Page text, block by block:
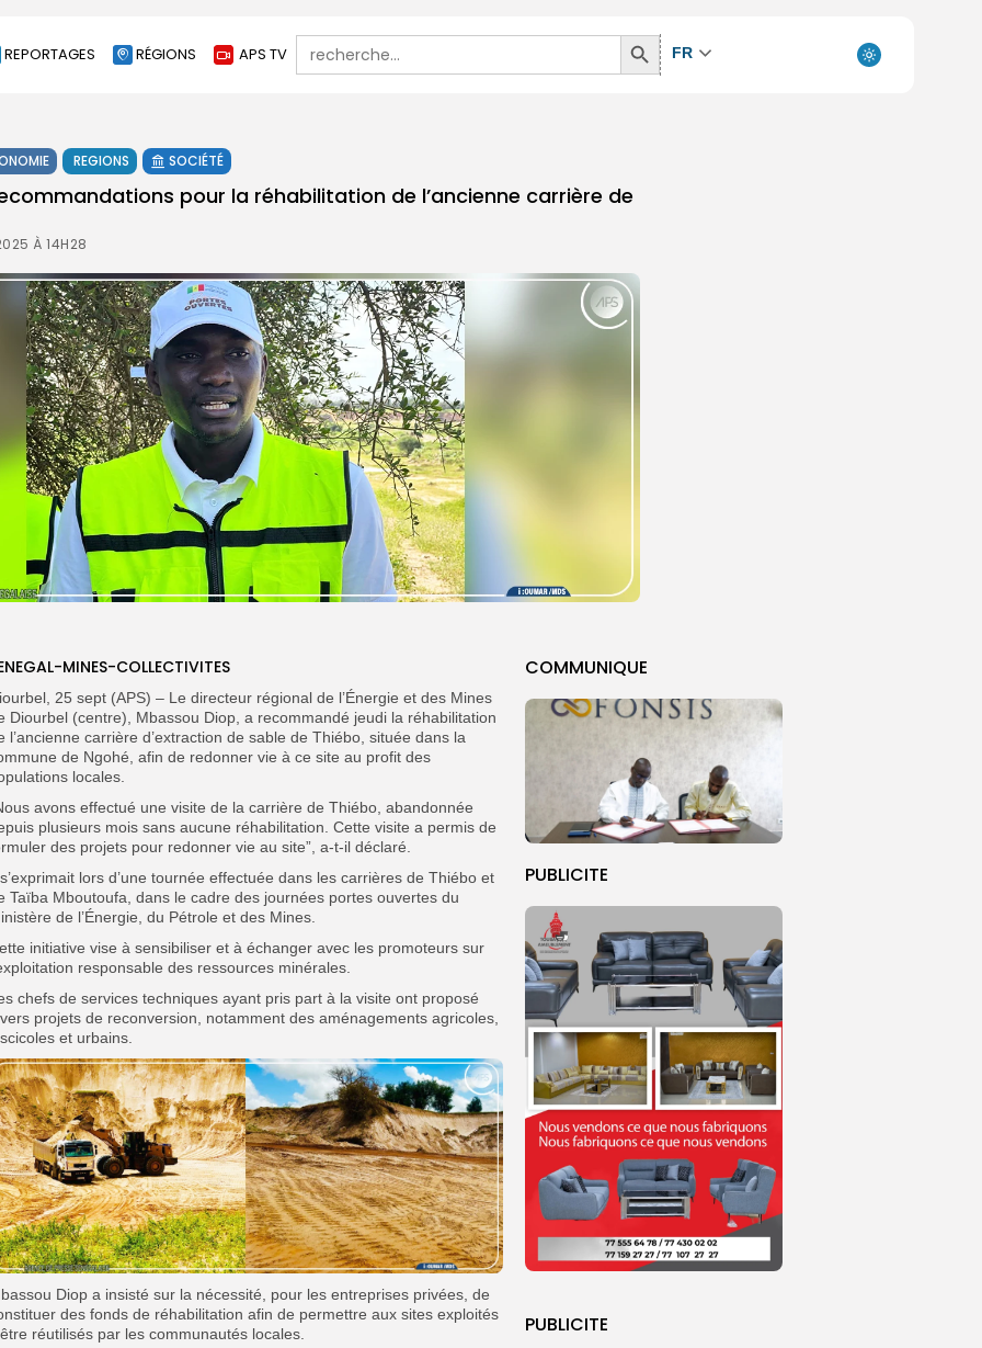
REPORTAGES RÉGIONS APS TV
Search
for:
Search
Button
FR
REGIONS SOCIÉTÉ
pour la réhabilitation de l’ancienne carrière de
À 14H28
COMMUNIQUE
PUBLICITE
PUBLICITE
MINES-COLLECTIVITES
25 sept (APS) – Le directeur régional de l’Énergie et des Mines
Diourbel (centre), Mbassou Diop, a recommandé jeudi la réhabilitation
l’ancienne carrière d’extraction de sable de Thiébo, située dans la
de Ngohé, afin de redonner vie à ce site au profit des
locales.
avons effectué une visite de la carrière de Thiébo, abandonnée
plusieurs mois sans aucune réhabilitation. Cette visite a permis de
des projets pour redonner vie au site”, a-t-il déclaré.
lors d’une tournée effectuée dans les carrières de Thiébo et
Taïba Mboutoufa, dans le cadre des journées portes ouvertes du
de l’Énergie, du Pétrole et des Mines.
initiative vise à sensibiliser et à échanger avec les promoteurs sur
responsable des ressources minérales.
chefs de services techniques ayant pris part à la visite ont proposé
projets de reconversion, notamment des aménagements agricoles,
et urbains.
Diop a insisté sur la nécessité, pour les entreprises privées, de
des fonds de réhabilitation afin de permettre aux sites exploités
réutilisés par les communautés locales.